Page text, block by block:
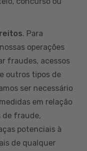
. Para
operações
fraudes, acessos
outros tipos de
ser necessário
em relação
de fraude,
potenciais à
de qualquer